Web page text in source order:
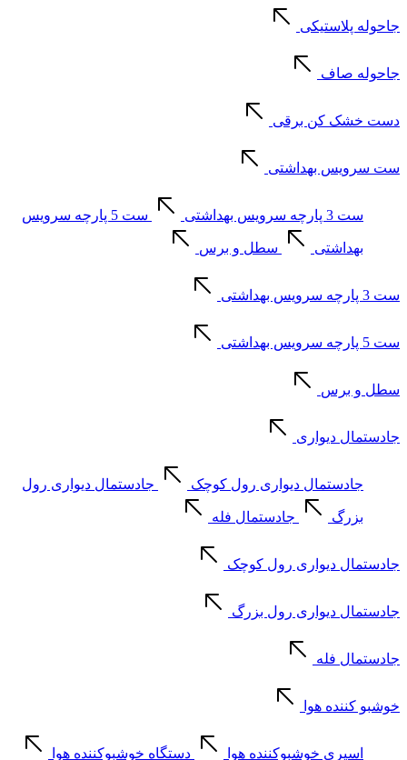
جاحوله پلاستیکی
جاحوله صاف
دست خشک کن برقی
ست سرویس بهداشتی
ست 3 پارچه سرویس بهداشتی ست 5 پارچه سرویس
بهداشتی سطل و برس
ست 3 پارچه سرویس بهداشتی
ست 5 پارچه سرویس بهداشتی
سطل و برس
جادستمال دیواری
جادستمال دیواری رول کوچک جادستمال دیواری رول
بزرگ جادستمال فله
جادستمال دیواری رول کوچک
جادستمال دیواری رول بزرگ
جادستمال فله
خوشبو کننده هوا
اسپری خوشبوکننده هوا دستگاه خوشبوکننده هوا